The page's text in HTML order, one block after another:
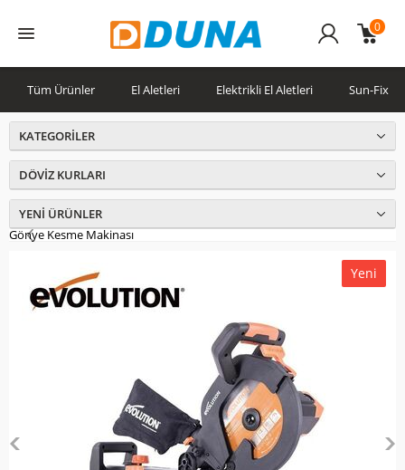
0
Tüm Ürünler El Aletleri Elektrikli El Aletleri Sun-Fix
KATEGORILER
DÖVIZ KURLARI
YENI ÜRÜNLER
Gönye Kesme Makinası
Yeni